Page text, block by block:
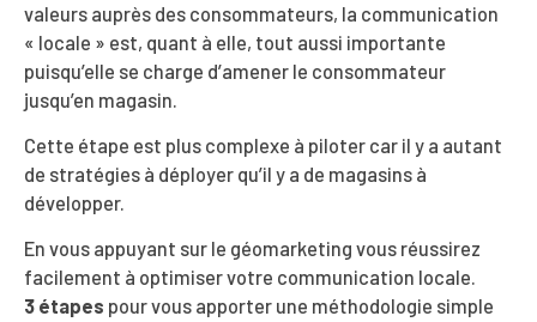
valeurs auprès des consommateurs, la communication
« locale » est, quant à elle, tout aussi importante
puisqu’elle se charge d’amener le consommateur
jusqu’en magasin.
Cette étape est plus complexe à piloter car il y a autant
de stratégies à déployer qu’il y a de magasins à
développer.
En vous appuyant sur le géomarketing vous réussirez
facilement à optimiser votre communication locale.
3 étapes pour vous apporter une méthodologie simple